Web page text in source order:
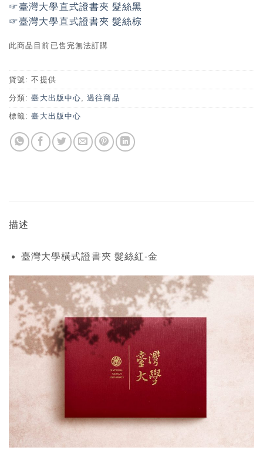
☞臺灣大學直式證書夾 髮絲黑
☞臺灣大學直式證書夾 髮絲棕
此商品目前已售完無法訂購
貨號:不提供
分類:臺大出版中心 ,過往商品
標籤:臺大出版中心
描述
臺灣大學橫式證書夾 髮絲紅-金